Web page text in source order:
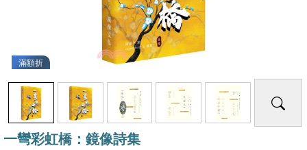
滿額折
一彎彩虹橋：鏡像詩集